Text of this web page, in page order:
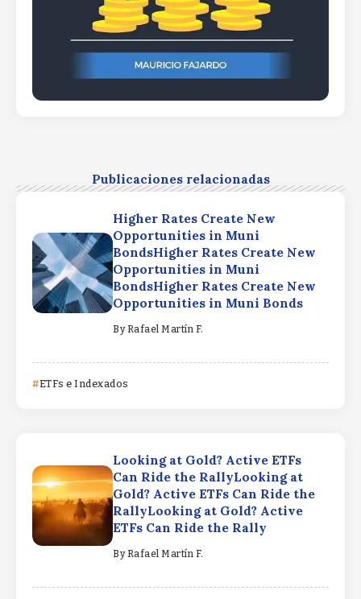
Publicaciones relacionadas
Higher Rates Create New
Opportunities in Muni
BondsHigher Rates Create New
Opportunities in Muni
BondsHigher Rates Create New
Opportunities in Muni Bonds
By Rafael Martín F.
ETFs e Indexados
Looking at Gold? Active ETFs
Can Ride the RallyLooking at
Gold? Active ETFs Can Ride the
RallyLooking at Gold? Active
ETFs Can Ride the Rally
By Rafael Martín F.